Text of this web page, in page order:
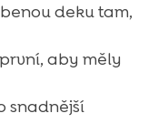
deku tam,
aby měly
snadnější